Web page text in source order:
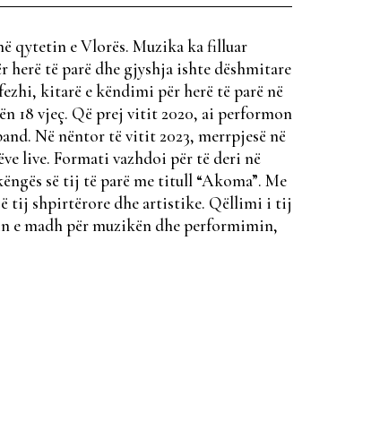
qytetin e Vlorës. Muzika ka filluar
herë të parë dhe gjyshja ishte dëshmitare
kitarë e këndimi për herë të parë në
18 vjeç. Që prej vitit 2020, ai performon
Në nëntor të vitit 2023, merrpjesë në
live. Formati vazhdoi për të deri në
së tij të parë me titull “Akoma”. Me
së tij shpirtërore dhe artistike. Qëllimi i tij
e madh për muzikën dhe performimin,